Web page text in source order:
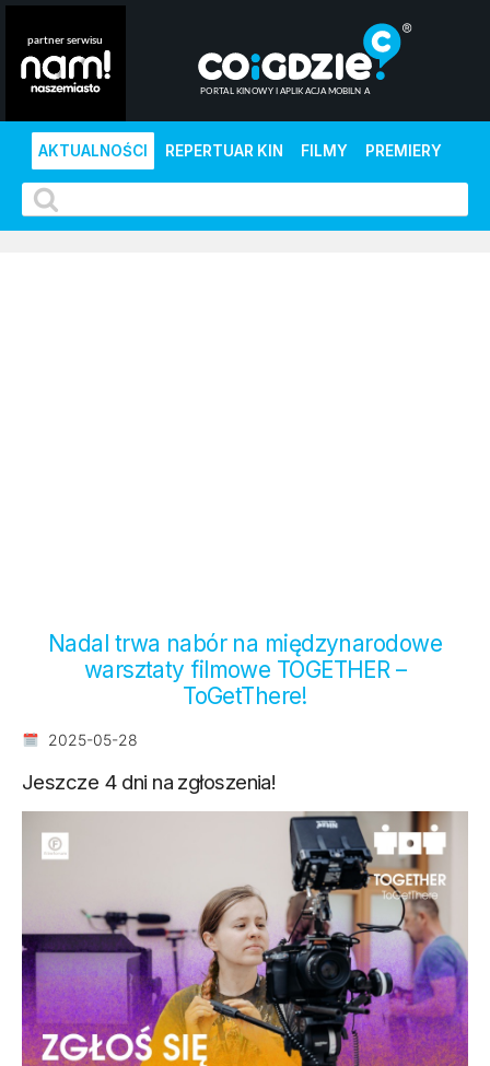
AKTUALNOŚCI REPERTUAR KIN FILMY PREMIERY
Nadal trwa nabór na międzynarodowe
warsztaty filmowe TOGETHER –
ToGetThere!
2025-05-28
Jeszcze 4 dni na zgłoszenia!